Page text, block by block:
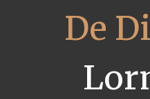
De